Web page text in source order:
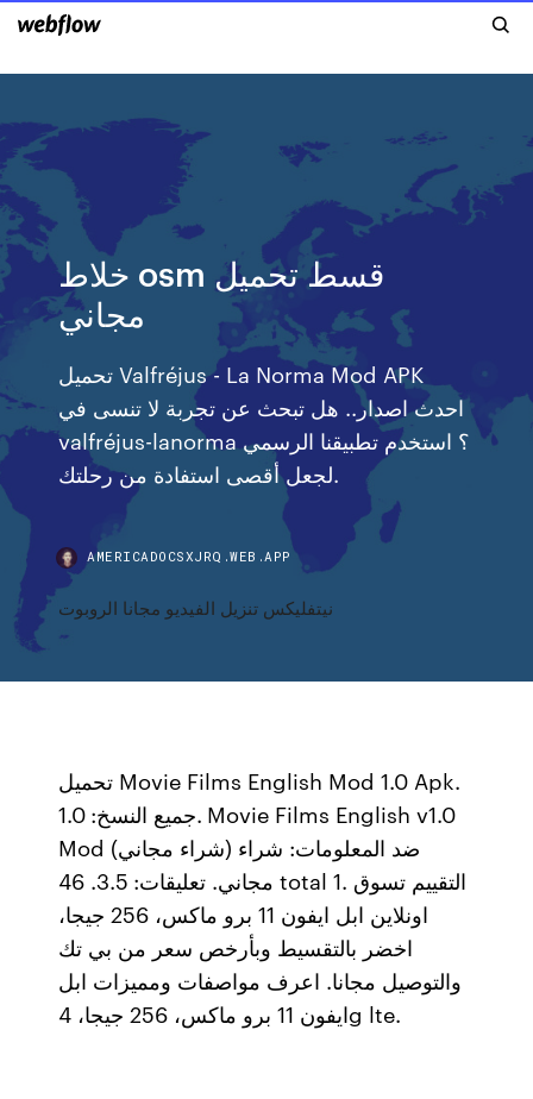
خلاط osm قسط تحميل
مجاني
تحميل Valfréjus - La Norma Mod APK
احدث اصدار.. هل تبحث عن تجربة لا تنسى في
valfréjus-lanorma ؟ استخدم تطبيقنا الرسمي
لجعل أقصى استفادة من رحلتك.
AMERICADOCSXJRQ.WEB.APP
نيتفليكس تنزيل الفيديو مجانا الروبوت
تحميل Movie Films English Mod 1.0 Apk.
جميع النسخ: 1.0. Movie Films English v1.0
Mod (شراء مجاني) ضد المعلومات: شراء
مجاني. تعليقات: 3.5. 46 total 1. التقييم تسوق
اونلاين ابل ايفون 11 برو ماكس، 256 جيجا،
اخضر بالتقسيط وبأرخص سعر من بي تك
والتوصيل مجانا. اعرف مواصفات ومميزات ابل
ايفون 11 برو ماكس، 256 جيجا، 4g lte.